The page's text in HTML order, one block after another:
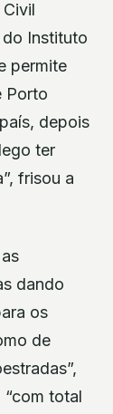
Instituto
permite
Porto
depois
ter
frisou a
dando
os
de
total